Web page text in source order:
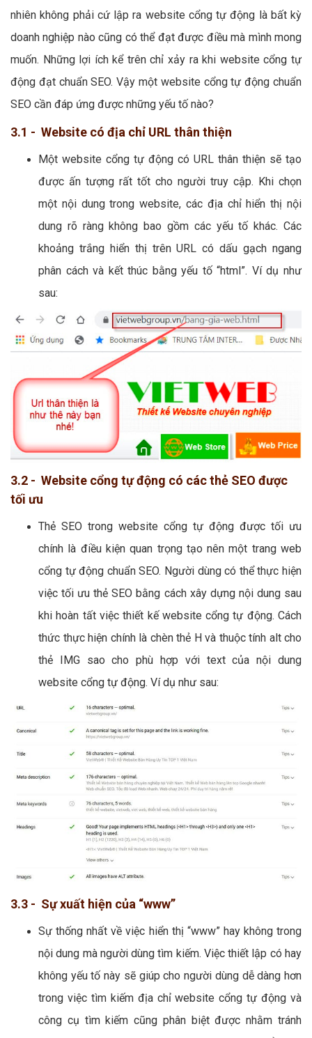
nhiên không phải cứ lập ra website cổng tự động là bất kỳ
doanh nghiệp nào cũng có thể đạt được điều mà mình mong
muốn. Những lợi ích kể trên chỉ xảy ra khi website cổng tự
động đạt chuẩn SEO. Vậy một website cổng tự động chuẩn
SEO cần đáp ứng được những yếu tố nào?
3.1 - Website có địa chỉ URL thân thiện
Một website cổng tự động có URL thân thiện sẽ tạo
được ấn tượng rất tốt cho người truy cập. Khi chọn
một nội dung trong website, các địa chỉ hiển thị nội
dung rõ ràng không bao gồm các yếu tố khác. Các
khoảng trắng hiển thị trên URL có dấu gạch ngang
phân cách và kết thúc bằng yếu tố “html”. Ví dụ như
sau:
3.2 - Website cổng tự động có các thẻ SEO được
tối ưu
Thẻ SEO trong website cổng tự động được tối ưu
chính là điều kiện quan trọng tạo nên một trang web
cổng tự động chuẩn SEO. Người dùng có thể thực hiện
việc tối ưu thẻ SEO bằng cách xây dựng nội dung sau
khi hoàn tất việc thiết kế website cổng tự động. Cách
thức thực hiện chính là chèn thẻ H và thuộc tính alt cho
thẻ IMG sao cho phù hợp với text của nội dung
website cổng tự động. Ví dụ như sau:
3.3 - Sự xuất hiện của “www”
Sự thống nhất về việc hiển thị “www” hay không trong
nội dung mà người dùng tìm kiếm. Việc thiết lập có hay
không yếu tố này sẽ giúp cho người dùng dễ dàng hơn
trong việc tìm kiếm địa chỉ website cổng tự động và
công cụ tìm kiếm cũng phân biệt được nhằm tránh